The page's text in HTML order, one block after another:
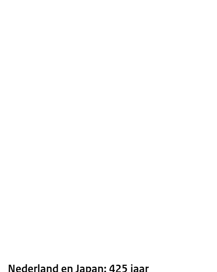
Nederland en Japan: 425 jaar